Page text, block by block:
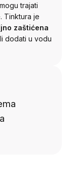
trajati
Tinktura je
zaštićena
dodati u vodu